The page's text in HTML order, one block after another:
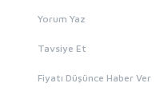
Yorum Yaz
Tavsiye Et
Fiyatı Düşünce Haber Ver